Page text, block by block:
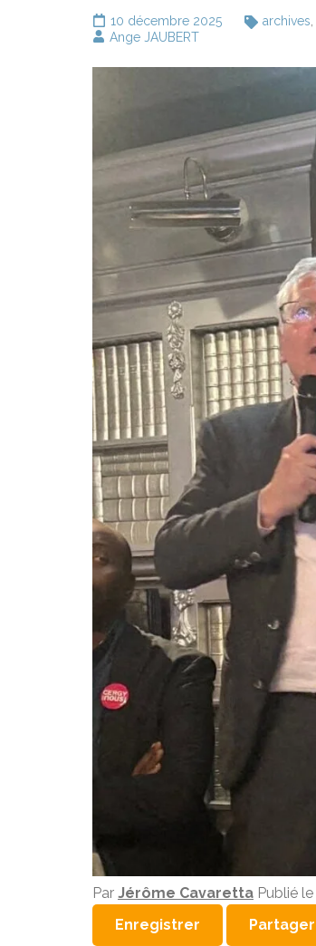
10 décembre 2025 archives,
Ange JAUBERT
Par Jérôme Cavaretta Publié le
Enregistrer
Partager